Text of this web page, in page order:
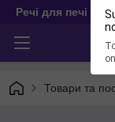
Речі для печі
Товари та